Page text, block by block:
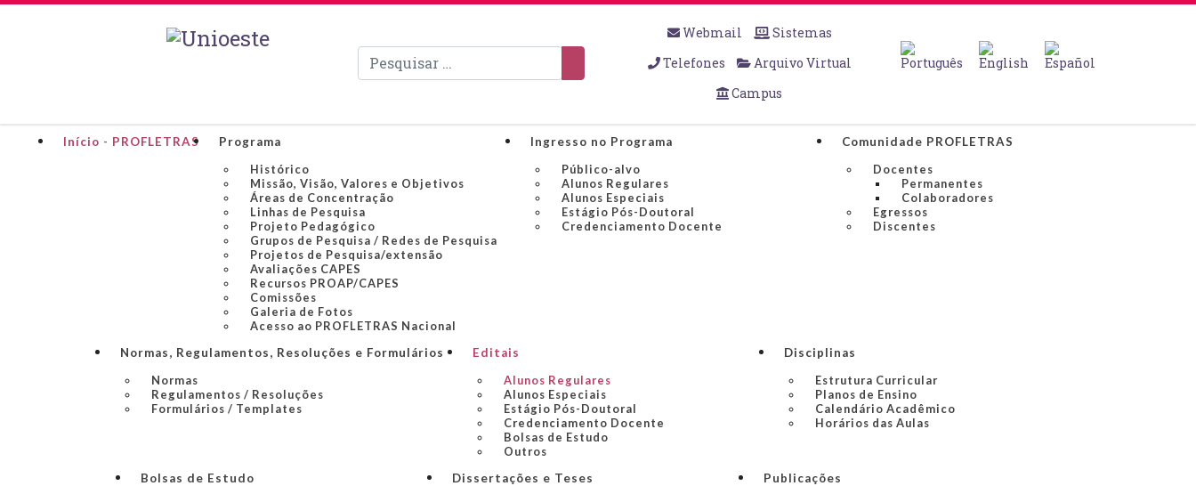
Pesquisar
Webmail
Sistemas
Telefones
Arquivo Virtual
Campus
Início - PROFLETRAS
Programa
Histórico
Missão, Visão, Valores e Objetivos
Áreas de Concentração
Linhas de Pesquisa
Projeto Pedagógico
Grupos de Pesquisa / Redes de Pesquisa
Projetos de Pesquisa/extensão
Avaliações CAPES
Recursos PROAP/CAPES
Comissões
Galeria de Fotos
Acesso ao PROFLETRAS Nacional
Ingresso no Programa
Público-alvo
Alunos Regulares
Alunos Especiais
Estágio Pós-Doutoral
Credenciamento Docente
Comunidade PROFLETRAS
Docentes
Permanentes
Colaboradores
Egressos
Discentes
Normas, Regulamentos, Resoluções e Formulários
Normas
Regulamentos / Resoluções
Formulários / Templates
Editais
Alunos Regulares
Alunos Especiais
Estágio Pós-Doutoral
Credenciamento Docente
Bolsas de Estudo
Outros
Disciplinas
Estrutura Curricular
Planos de Ensino
Calendário Acadêmico
Horários das Aulas
Bolsas de Estudo
Dissertações e Teses
Publicações